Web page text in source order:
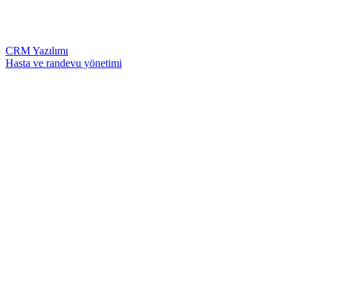
CRM Yazılımı
Hasta ve randevu yönetimi